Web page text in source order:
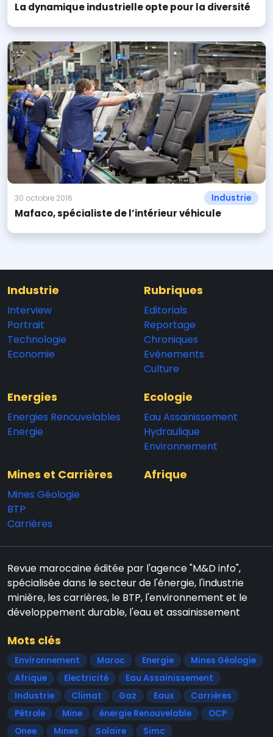
La dynamique industrielle opte pour la diversité
30 octobre 2016 Industrie
Mafaco, spécialiste de l’intérieur véhicule
Industrie
Interview
Portrait
Technologie
Economie
Rubriques
Editorials
Reportage
Chroniques
Evénements
Culture
Energies
Energies Renouvelables
Energie
Ecologie
Eau Assainissement
Hydraulique
Environnement
Mines et Carrières
Mines Géologie
BTP
Carrières
Afrique
Revue marocaine éditée par l'agence "M&D info",
spécialisée dans le secteur de l'énergie, l'industrie
minière, les carrières, le BTP, l'environnement et le
développement durable, l'eau et assainissement
Mots clés
Environnement Maroc Energie
Mines Géologie
Afrique
Electricité
Eau Assainissement
Industrie
Climat Gaz Eaux
Carrières
Pétrole
Mine énergie Renouvelable
OCP
Onee
Mines Solaire Simc